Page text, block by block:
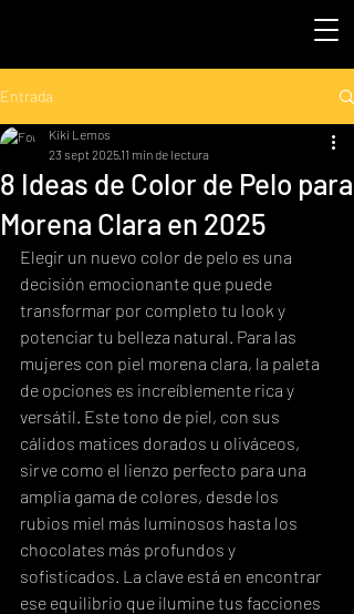
Entrada
8 Ideas de Color de Pelo para
Morena Clara en 2025
Kiki Lemos
23 sept 202511 min de lectura
Elegir un nuevo color de pelo es una
decisión emocionante que puede
transformar por completo tu look y
potenciar tu belleza natural. Para las
mujeres con piel morena clara, la paleta
de opciones es increíblemente rica y
versátil. Este tono de piel, con sus
cálidos matices dorados u oliváceos,
sirve como el lienzo perfecto para una
amplia gama de colores, desde los
rubios miel más luminosos hasta los
chocolates más profundos y
sofisticados. La clave está en encontrar
ese equilibrio que ilumine tus facciones